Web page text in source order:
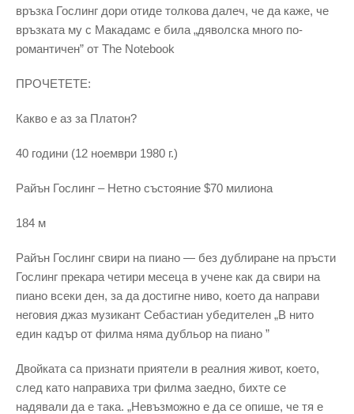
връзка Гослинг дори отиде толкова далеч, че да каже, че
връзката му с Макадамс е била „дяволска много по-
романтичен” от The Notebook
ПРОЧЕТЕТЕ:
Какво е аз за Платон?
40 години (12 ноември 1980 г.)
Райън Гослинг – Нетно състояние $70 милиона
184 м
Райън Гослинг свири на пиано — без дублиране на пръсти
Гослинг прекара четири месеца в учене как да свири на
пиано всеки ден, за да достигне ниво, което да направи
неговия джаз музикант Себастиан убедителен „В нито
един кадър от филма няма дубльор на пиано ”
Двойката са признати приятели в реалния живот, което,
след като направиха три филма заедно, бихте се
надявали да е така. „Невъзможно е да се опише, че тя е